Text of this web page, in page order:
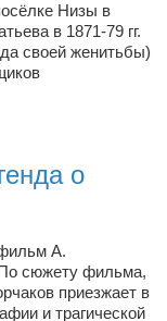
Низы в
в 1871-79 гг.
своей женитьбы)
о
А.
По сюжету фильма,
приезжает в
и трагической